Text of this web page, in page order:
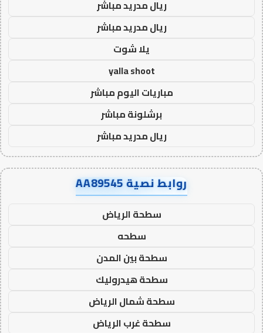
ريال مدريد مباشر
ريال مدريد مباشر
يلا شوت
yalla shoot
مباريات اليوم مباشر
برشلونة مباشر
ريال مدريد مباشر
روابط نصية AA89545
سطحة الرياض
سطحه
سطحة بين المدن
سطحة هيدروليك
سطحة شمال الرياض
سطحة غرب الرياض